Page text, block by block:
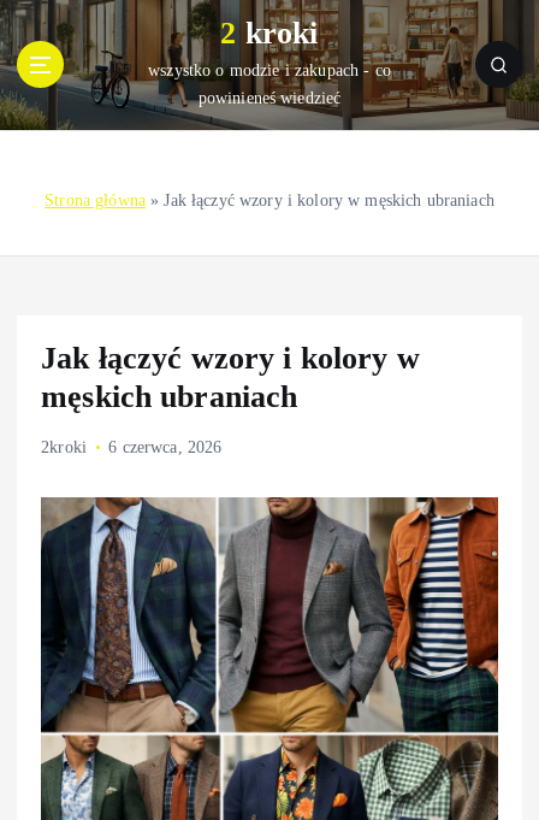
S
k
i
p
t
t
2 kroki
wszystko o modzie i zakupach - co
powinieneś wiedzieć
Strona główna »Jak łączyć wzory i kolory w męskich ubraniach
Jak łączyć wzory i kolory w
męskich ubraniach
2kroki 6 czerwca, 2026